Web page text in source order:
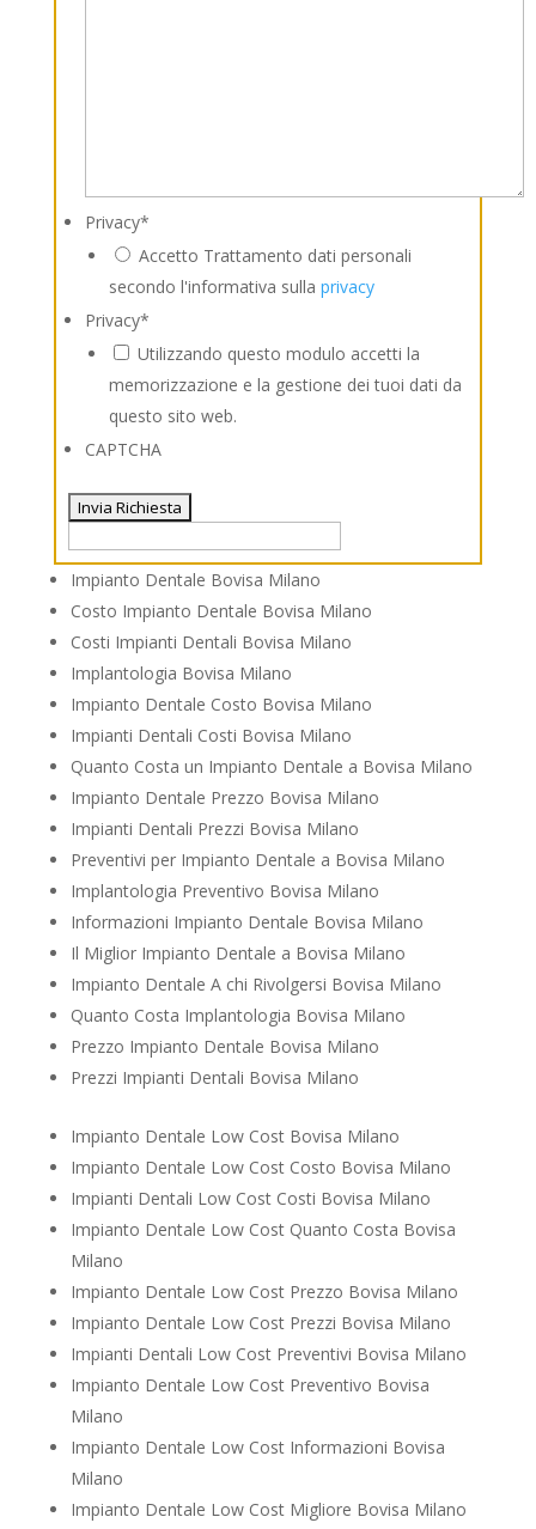
Privacy*
Accetto Trattamento dati personali
secondo l'informativa sulla privacy
Privacy*
Utilizzando questo modulo accetti la
memorizzazione e la gestione dei tuoi dati da
questo sito web.
CAPTCHA
Impianto Dentale Bovisa Milano
Costo Impianto Dentale Bovisa Milano
Costi Impianti Dentali Bovisa Milano
Implantologia Bovisa Milano
Impianto Dentale Costo Bovisa Milano
Impianti Dentali Costi Bovisa Milano
Quanto Costa un Impianto Dentale a Bovisa Milano
Impianto Dentale Prezzo Bovisa Milano
Impianti Dentali Prezzi Bovisa Milano
Preventivi per Impianto Dentale a Bovisa Milano
Implantologia Preventivo Bovisa Milano
Informazioni Impianto Dentale Bovisa Milano
Il Miglior Impianto Dentale a Bovisa Milano
Impianto Dentale A chi Rivolgersi Bovisa Milano
Quanto Costa Implantologia Bovisa Milano
Prezzo Impianto Dentale Bovisa Milano
Prezzi Impianti Dentali Bovisa Milano
Impianto Dentale Low Cost Bovisa Milano
Impianto Dentale Low Cost Costo Bovisa Milano
Impianti Dentali Low Cost Costi Bovisa Milano
Impianto Dentale Low Cost Quanto Costa Bovisa
Milano
Impianto Dentale Low Cost Prezzo Bovisa Milano
Impianto Dentale Low Cost Prezzi Bovisa Milano
Impianti Dentali Low Cost Preventivi Bovisa Milano
Impianto Dentale Low Cost Preventivo Bovisa
Milano
Impianto Dentale Low Cost Informazioni Bovisa
Milano
Impianto Dentale Low Cost Migliore Bovisa Milano